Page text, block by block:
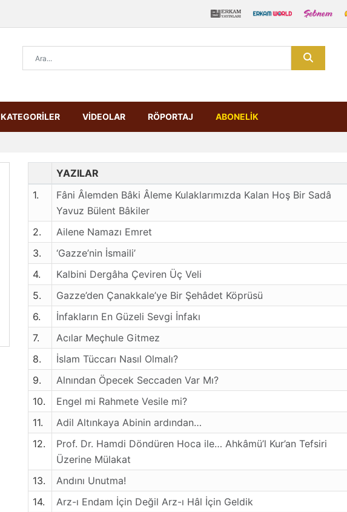
KATEGORİLER VİDEOLAR RÖPORTAJ ABONELİK
YAZILAR
1.
Fâni Âlemden Bâki Âleme Kulaklarımızda Kalan Hoş Bir Sadâ
Yavuz Bülent Bâkiler
2. Ailene Namazı Emret
3.
‘Gazze’nin İsmaili’
4.
Kalbini Dergâha Çeviren Üç Veli
5.
Gazze’den Çanakkale’ye Bir Şehâdet Köprüsü
6.
İnfakların En Güzeli Sevgi İnfakı
7.
Acılar Meçhule Gitmez
8.
İslam Tüccarı Nasıl Olmalı?
9.
Alnından Öpecek Seccaden Var Mı?
10.
Engel mi Rahmete Vesile mi?
11.
Adil Altınkaya Abinin ardından…
12.
Prof. Dr. Hamdi Döndüren Hoca ile… Ahkâmü’l Kur’an Tefsiri
Üzerine Mülakat
13. Andını Unutma!
14.
Arz-ı Endam İçin Değil Arz-ı Hâl İçin Geldik